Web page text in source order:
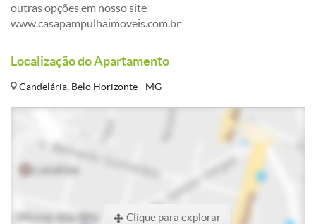
outras opções em nosso site
www.casapampulhaimoveis.com.br
Localização do Apartamento
Candelária, Belo Horizonte - MG
Clique para explorar